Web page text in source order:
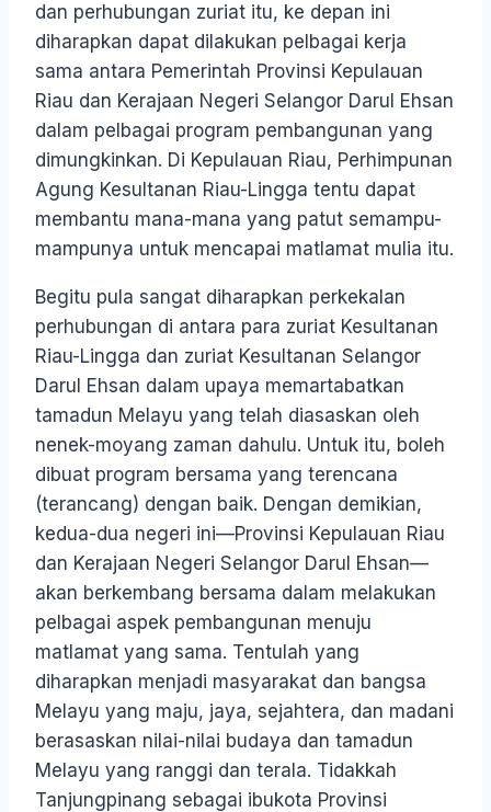
dan perhubungan zuriat itu, ke depan ini
diharapkan dapat dilakukan pelbagai kerja
sama antara Pemerintah Provinsi Kepulauan
Riau dan Kerajaan Negeri Selangor Darul Ehsan
dalam pelbagai program pembangunan yang
dimungkinkan. Di Kepulauan Riau, Perhimpunan
Agung Kesultanan Riau-Lingga tentu dapat
membantu mana-mana yang patut semampu-
mampunya untuk mencapai matlamat mulia itu.
Begitu pula sangat diharapkan perkekalan
perhubungan di antara para zuriat Kesultanan
Riau-Lingga dan zuriat Kesultanan Selangor
Darul Ehsan dalam upaya memartabatkan
tamadun Melayu yang telah diasaskan oleh
nenek-moyang zaman dahulu. Untuk itu, boleh
dibuat program bersama yang terencana
(terancang) dengan baik. Dengan demikian,
kedua-dua negeri ini—Provinsi Kepulauan Riau
dan Kerajaan Negeri Selangor Darul Ehsan—
akan berkembang bersama dalam melakukan
pelbagai aspek pembangunan menuju
matlamat yang sama. Tentulah yang
diharapkan menjadi masyarakat dan bangsa
Melayu yang maju, jaya, sejahtera, dan madani
berasaskan nilai-nilai budaya dan tamadun
Melayu yang ranggi dan terala. Tidakkah
Tanjungpinang sebagai ibukota Provinsi